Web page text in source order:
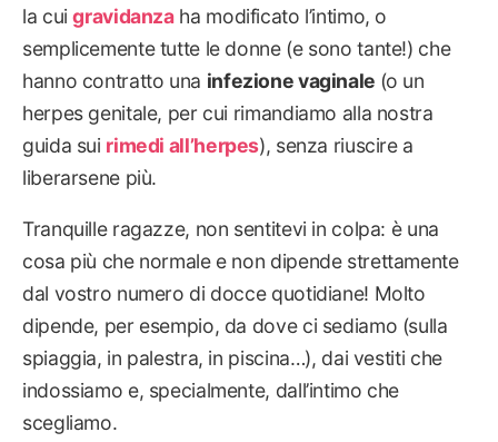
la cuigravidanzaha modificato l’intimo, o
semplicemente tutte le donne (e sono tante!) che
hanno contratto una infezione vaginale (o un
herpes genitale, per cui rimandiamo alla nostra
guida sui rimedi all’herpes), senza riuscire a
liberarsene più.
Tranquille ragazze, non sentitevi in colpa: è una
cosa più che normale e non dipende strettamente
dal vostro numero di docce quotidiane! Molto
dipende, per esempio, da dove ci sediamo (sulla
spiaggia, in palestra, in piscina…), dai vestiti che
indossiamo e, specialmente, dall’intimo che
scegliamo.